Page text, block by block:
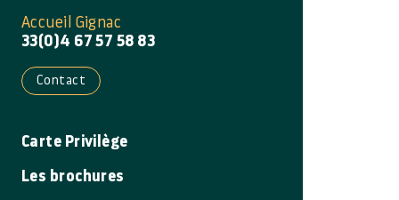
Accueil Gignac
33(0)4 67 57 58 83
Contact
Carte Privilège
Les brochures